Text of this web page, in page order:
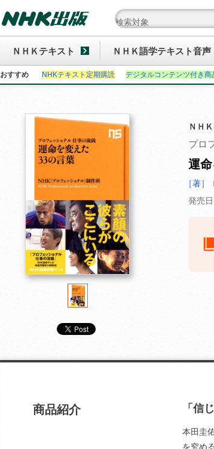
ＮＨＫテキスト ＮＨＫ語学テキスト音声
おすすめ NHKテキスト定期購読 デジタルコンテンツ付き商
ＮＨ
プロ
運
［著
発売
商品紹介 「信
本田圭
を究め